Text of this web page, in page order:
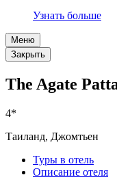
Узнать больше
Меню
Закрыть
The Agate
4*
Таиланд, Джомтьен
Туры в отель
Описание отеля